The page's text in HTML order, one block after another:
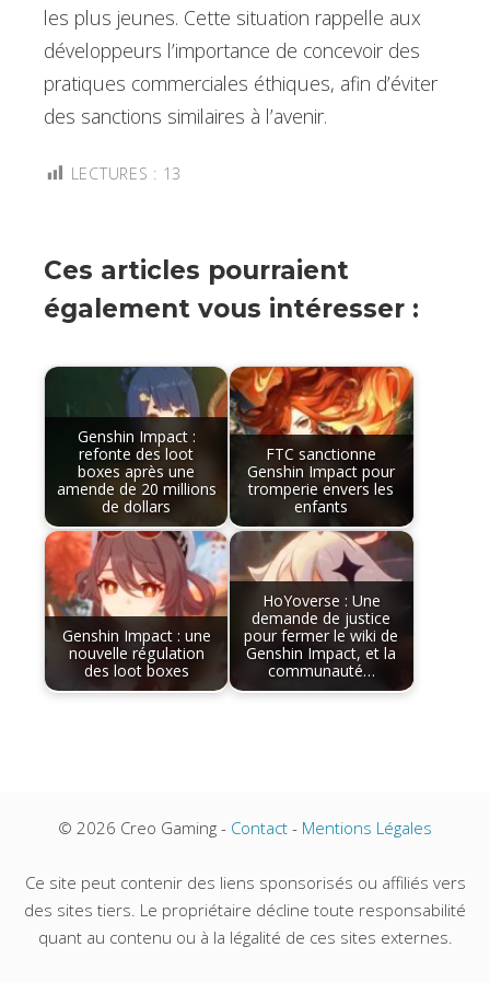
les plus jeunes. Cette situation rappelle aux
développeurs l’importance de concevoir des
pratiques commerciales éthiques, afin d’éviter
des sanctions similaires à l’avenir.
LECTURES : 13
Ces articles pourraient
également vous intéresser :
Genshin Impact :
refonte des loot
boxes après une
amende de 20 millions
de dollars
FTC sanctionne
Genshin Impact pour
tromperie envers les
enfants
Genshin Impact : une
nouvelle régulation
des loot boxes
HoYoverse : Une
demande de justice
pour fermer le wiki de
Genshin Impact, et la
communauté…
© 2026 Creo Gaming - Contact - Mentions Légales
Ce site peut contenir des liens sponsorisés ou affiliés vers
des sites tiers. Le propriétaire décline toute responsabilité
quant au contenu ou à la légalité de ces sites externes.